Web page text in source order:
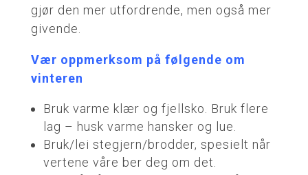
gjør den mer utfordrende, men også mer
givende.
Vær oppmerksom på følgende om
vinteren
Bruk varme klær og fjellsko. Bruk flere
lag – husk varme hansker og lue.
Bruk/lei stegjern/brodder, spesielt når
vertene våre ber deg om det.